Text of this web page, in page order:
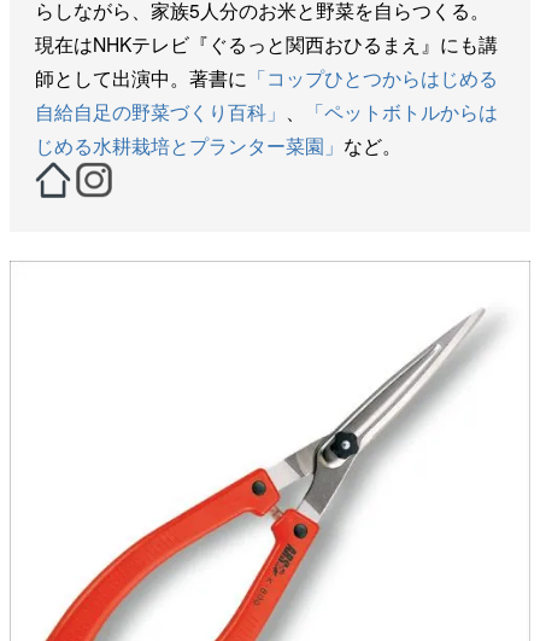
らしながら、家族5人分のお米と野菜を自らつくる。
現在はNHKテレビ『ぐるっと関西おひるまえ』にも講
師として出演中。著書に 「コップひとつからはじめる
自給自足の野菜づくり百科」
「ペットボトルからは
じめる水耕栽培とプランター菜園」 など。